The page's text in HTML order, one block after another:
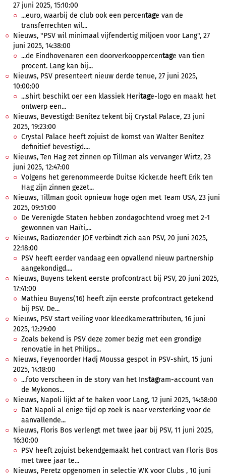
27 juni 2025, 15:10:00
...euro, waarbij de club ook een percentage van de
transferrechten wil...
Nieuws, "PSV wil minimaal vijfendertig miljoen voor Lang", 27
juni 2025, 14:38:00
...de Eindhovenaren een doorverkooppercentage van tien
procent. Lang kan bij...
Nieuws, PSV presenteert nieuw derde tenue, 27 juni 2025,
10:00:00
...shirt beschikt oer een klassiek Heritage-logo en maakt het
ontwerp een...
Nieuws, Bevestigd: Benítez tekent bij Crystal Palace, 23 juni
2025, 19:23:00
Crystal Palace heeft zojuist de komst van Walter Benítez
definitief bevestigd....
Nieuws, Ten Hag zet zinnen op Tillman als vervanger Wirtz, 23
juni 2025, 12:47:00
Volgens het gerenommeerde Duitse Kicker.de heeft Erik ten
Hag zijn zinnen gezet...
Nieuws, Tillman gooit opnieuw hoge ogen met Team USA, 23 juni
2025, 09:51:00
De Verenigde Staten hebben zondagochtend vroeg met 2-1
gewonnen van Haïti,...
Nieuws, Radiozender JOE verbindt zich aan PSV, 20 juni 2025,
22:18:00
PSV heeft eerder vandaag een opvallend nieuw partnership
aangekondigd....
Nieuws, Buyens tekent eerste profcontract bij PSV, 20 juni 2025,
17:41:00
Mathieu Buyens(16) heeft zijn eerste profcontract getekend
bij PSV. De...
Nieuws, PSV start veiling voor kleedkamerattributen, 16 juni
2025, 12:29:00
Zoals bekend is PSV deze zomer bezig met een grondige
renovatie in het Philips...
Nieuws, Feyenoorder Hadj Moussa gespot in PSV-shirt, 15 juni
2025, 14:18:00
...foto verscheen in de story van het Instagram-account van
de Mykonos...
Nieuws, Napoli lijkt af te haken voor Lang, 12 juni 2025, 14:58:00
Dat Napoli al enige tijd op zoek is naar versterking voor de
aanvallende...
Nieuws, Floris Bos verlengt met twee jaar bij PSV, 11 juni 2025,
16:30:00
PSV heeft zojuist bekendgemaakt het contract van Floris Bos
met twee jaar te...
Nieuws, Peretz opgenomen in selectie WK voor Clubs , 10 juni